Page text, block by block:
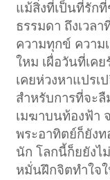
แม้สิ่งที่เป็นที่รัก
ธรรมดา ถึงเวล
ความทุกข์ ความ
ใหม เผื่อวันที่เค
เคยห่วงหาแปรเ
สำหรับการที่จะ
เมฆาบนท้องฟ้า
พระอาทิตย์ก็ยังท
นัก โลกนี้ก็ยยังไ
หมั่นฝึกจิตทำใจ